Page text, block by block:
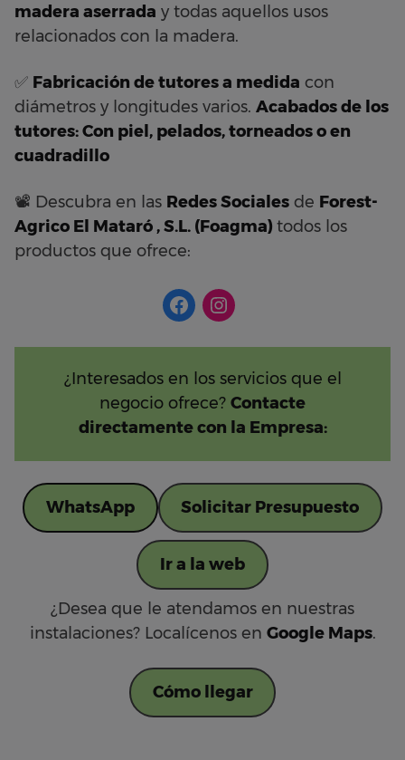
madera aserrada y todas aquellos usos
relacionados con la madera.
✅ Fabricación de tutores a medida con
diámetros y longitudes varios. Acabados de los
tutores: Con piel, pelados, torneados o en
cuadradillo
📽 Descubra en las Redes Sociales de Forest-
Agrico El Mataró , S.L. (Foagma) todos los
productos que ofrece:
¿Interesados en los servicios que el
negocio ofrece? Contacte
directamente con la Empresa:
WhatsApp Solicitar Presupuesto
Ir a la web
¿Desea que le atendamos en nuestras
instalaciones? Localícenos en Google Maps.
Cómo llegar